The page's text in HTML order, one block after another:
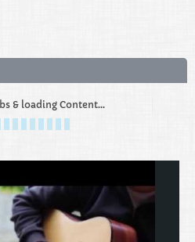
& loading Content...